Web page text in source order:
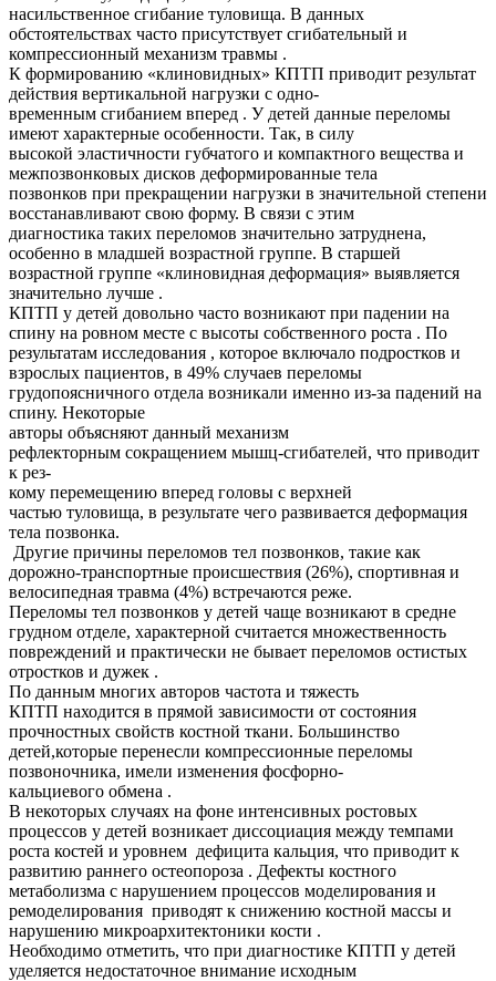
насильственное сгибание туловища. В данных
обстоятельствах часто присутствует сгибательный и
компрессионный механизм травмы .
К формированию «клиновидных» КПТП приводит результат
действия вертикальной нагрузки с одно-
временным сгибанием вперед . У детей данные переломы
имеют характерные особенности. Так, в силу
высокой эластичности губчатого и компактного вещества и
межпозвонковых дисков деформированные тела
позвонков при прекращении нагрузки в значительной степени
восстанавливают свою форму. В связи с этим
диагностика таких переломов значительно затруднена,
особенно в младшей возрастной группе. В старшей
возрастной группе «клиновидная деформация» выявляется
значительно лучше .
КПТП у детей довольно часто возникают при падении на
спину на ровном месте с высоты собственного роста . По
результатам исследования , которое включало подростков и
взрослых пациентов, в 49% случаев переломы
грудопоясничного отдела возникали именно из-за падений на
спину. Некоторые
авторы объясняют данный механизм
рефлекторным сокращением мышц-сгибателей, что приводит
к рез-
кому перемещению вперед головы с верхней
частью туловища, в результате чего развивается деформация
тела позвонка.
Другие причины переломов тел позвонков, такие как
дорожно-транспортные происшествия (26%), спортивная и
велосипедная травма (4%) встречаются реже.
Переломы тел позвонков у детей чаще возникают в средне
грудном отделе, характерной считается множественность
повреждений и практически не бывает переломов остистых
отростков и дужек .
По данным многих авторов частота и тяжесть
КПТП находится в прямой зависимости от состояния
прочностных свойств костной ткани. Большинство
детей,которые перенесли компрессионные переломы
позвоночника, имели изменения фосфорно-
кальциевого обмена .
В некоторых случаях на фоне интенсивных ростовых
процессов у детей возникает диссоциация между темпами
роста костей и уровнем дефицита кальция, что приводит к
развитию раннего остеопороза . Дефекты костного
метаболизма с нарушением процессов моделирования и
ремоделирования приводят к снижению костной массы и
нарушению микроархитектоники кости .
Необходимо отметить, что при диагностике КПТП у детей
уделяется недостаточное внимание исходным